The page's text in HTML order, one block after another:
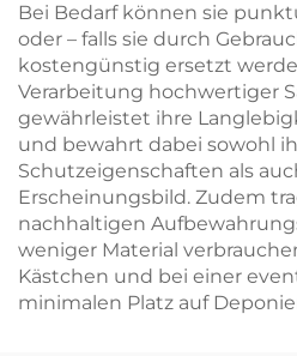
Bei Bedarf können sie
oder – falls sie durch
kostengünstig ersetzt
Verarbeitung hochwertiger
gewährleistet ihre
und bewahrt dabei sowohl
Schutzeigenschaften als
Erscheinungsbild. Zudem
nachhaltigen
weniger Material
Kästchen und bei einer
minimalen Platz auf